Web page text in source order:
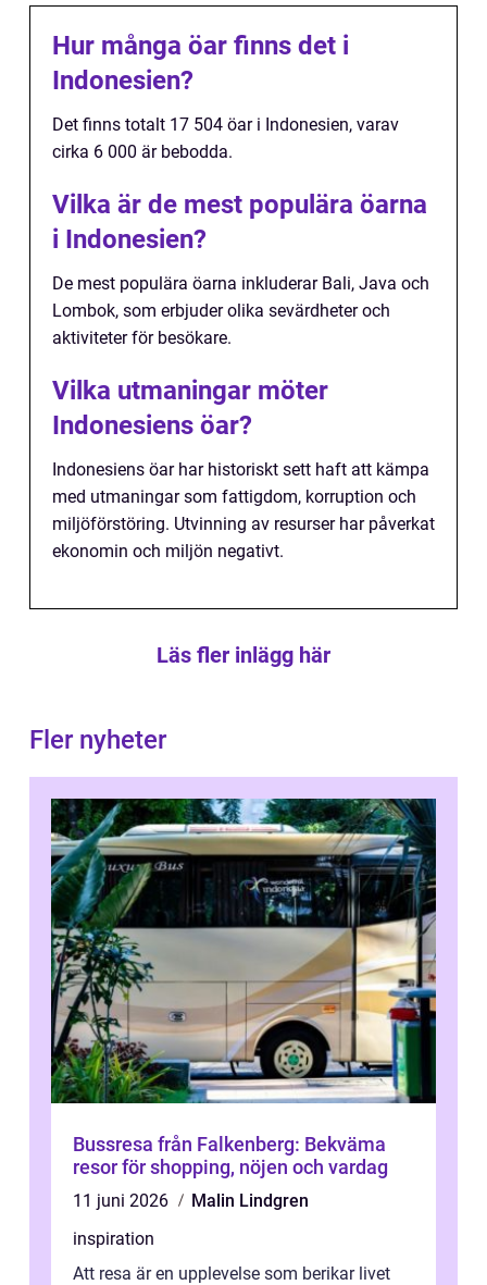
Hur många öar finns det i
Indonesien?
Det finns totalt 17 504 öar i Indonesien, varav
cirka 6 000 är bebodda.
Vilka är de mest populära öarna
i Indonesien?
De mest populära öarna inkluderar Bali, Java och
Lombok, som erbjuder olika sevärdheter och
aktiviteter för besökare.
Vilka utmaningar möter
Indonesiens öar?
Indonesiens öar har historiskt sett haft att kämpa
med utmaningar som fattigdom, korruption och
miljöförstöring. Utvinning av resurser har påverkat
ekonomin och miljön negativt.
Läs fler inlägg här
Fler nyheter
Bussresa från Falkenberg: Bekväma
resor för shopping, nöjen och vardag
11 juni 2026
Malin Lindgren
inspiration
Att resa är en upplevelse som berikar livet